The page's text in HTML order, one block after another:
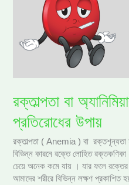
রক্তাল্পতা বা
প্রতিরোধের উপায়
রক্তাল্পতা ( Anemia ) বা রক্তশূন্যতা
বিভিন্ন কারনে রক্তে লোহিত
চেয়ে অনেক কমে যায় । যার ফলে রক্তের
আমাদের শরীরে বিভিন্ন লক্ষণ প্রকাশিত
প্রতিরোধের